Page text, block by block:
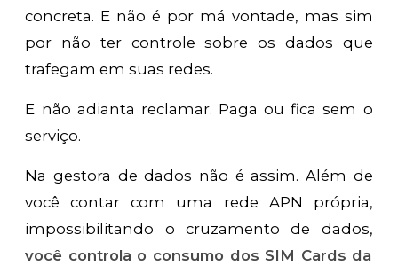
concreta. E não é por má vontade, mas sim
por não ter controle sobre os dados que
trafegam em suas redes.
E não adianta reclamar. Paga ou fica sem o
serviço.
Na gestora de dados não é assim. Além de
você contar com uma rede APN própria,
impossibilitando o cruzamento de dados,
você controla o consumo dos SIM Cards da